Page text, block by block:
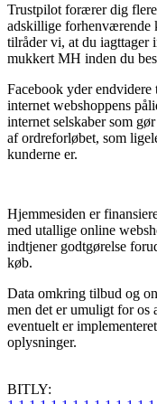
Trustpilot forærer dig
adskillige forhenværende
tilråder vi, at du iagttager
mukkert MH inden du
Facebook yder
internet webshoppens
internet selskaber som
af ordreforløbet, som
kunderne er.
Hjemmesiden er
med utallige online
indtjener godtgørelse
køb.
Data omkring tilbud og
men det er umuligt for os
eventuelt er
oplysninger.
BITLY: